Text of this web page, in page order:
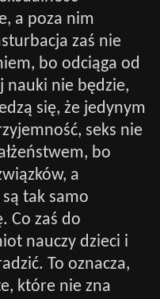
a poza nim
zaś nie
bo odciąga od
nauki nie będzie,
się, że jedynym
seks nie
bo
a
tak samo
Co zaś do
nauczy dzieci i
To oznacza,
które nie zna